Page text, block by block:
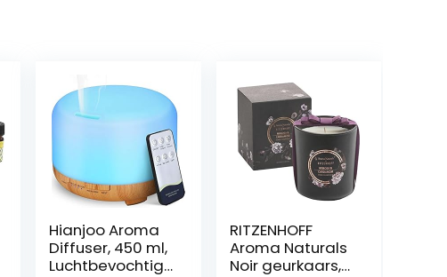
Hianjoo Aroma
Diffuser, 450 ml,
Luchtbevochtige
RITZENHOFF
Aroma Naturals
Noir geurkaars,